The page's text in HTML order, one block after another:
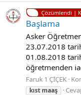
Çözümlendi |
Başlama
Asker
23.07.2018
01.08.2018
öğretmenden
Faruk 1 ÇİÇEK
kıst maaş